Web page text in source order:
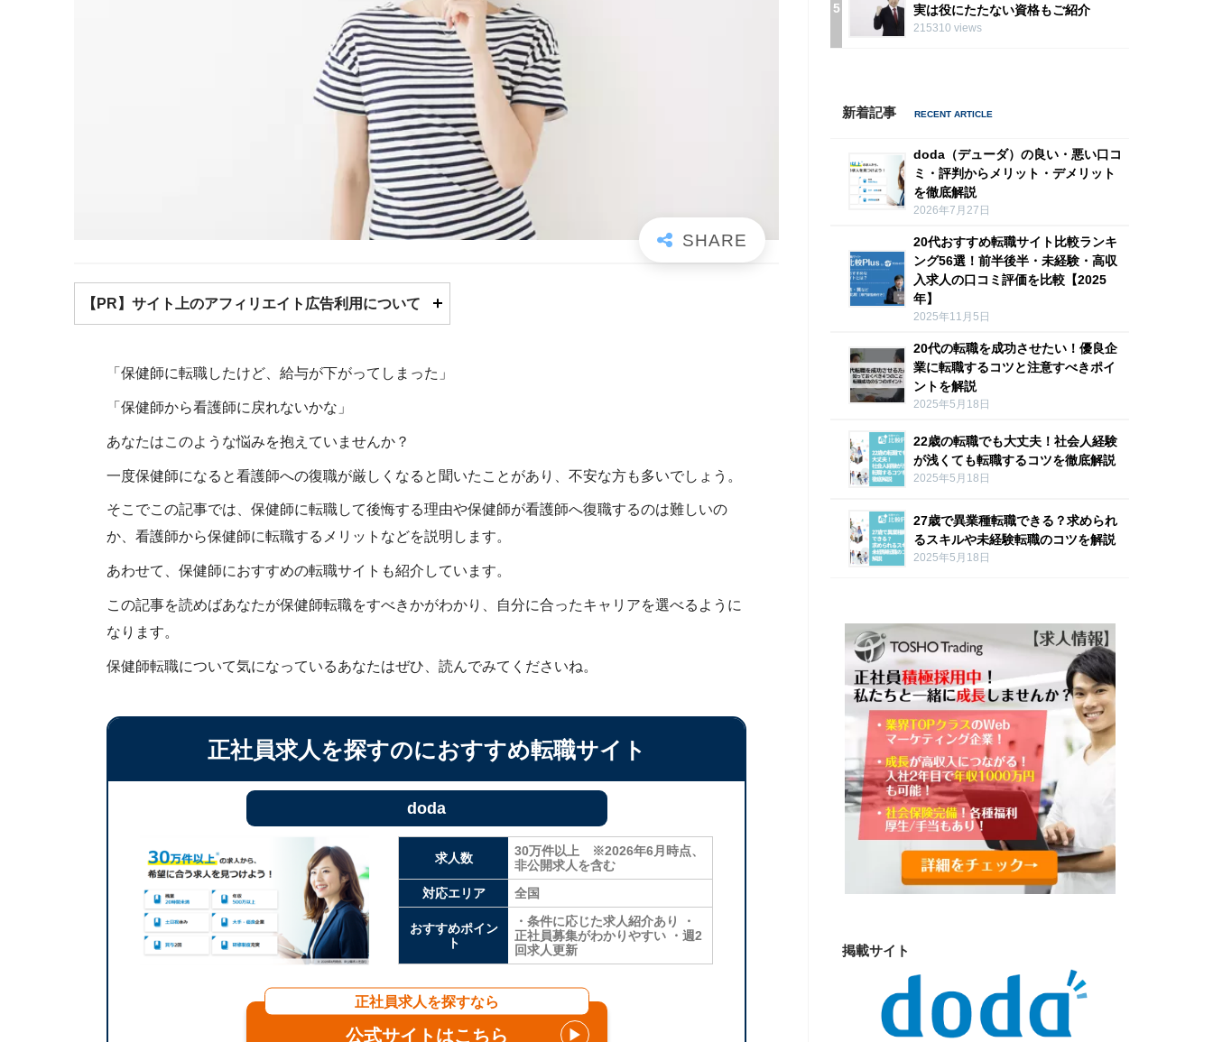
【PR】サイト上のアフィリエイト広告利用について
「保健師に転職したけど、給与が下がってしまった」
「保健師から看護師に戻れないかな」
あなたはこのような悩みを抱えていませんか？
一度保健師になると看護師への復職が厳しくなると聞いたことがあり、不安な方も多いでしょう。
そこでこの記事では、保健師に転職して後悔する理由や保健師が看護師へ復職するのは難しいの
か、看護師から保健師に転職するメリットなどを説明します。
あわせて、保健師におすすめの転職サイトも紹介しています。
この記事を読めばあなたが保健師転職をすべきかがわかり、自分に合ったキャリアを選べるように
なります。
保健師転職について気になっているあなたはぜひ、読んでみてくださいね。
正社員求人を探すのにおすすめ転職サイト
doda
求人数
30万件以上 ※2026年6月時点、
非公開求人を含む
対応エリア
全国
おすすめポイン
ト
・条件に応じた求人紹介あり ・
正社員募集がわかりやすい ・週2
回求人更新
正社員求人を探すなら
公式サイトはこちら ▶
5
実は役にたたない資格もご紹介
215310 views
新着記事
doda（デューダ）の良い・悪い口コ
ミ・評判からメリット・デメリット
を徹底解説
2026年7月27日
20代おすすめ転職サイト比較ランキ
ング56選！前半後半・未経験・高収
入求人の口コミ評価を比較【2025
年】
2025年11月5日
20代の転職を成功させたい！優良企
業に転職するコツと注意すべきポイ
ントを解説
2025年5月18日
22歳の転職でも大丈夫！社会人経験
が浅くても転職するコツを徹底解説
2025年5月18日
27歳で異業種転職できる？求められ
るスキルや未経験転職のコツを解説
2025年5月18日
掲載サイト